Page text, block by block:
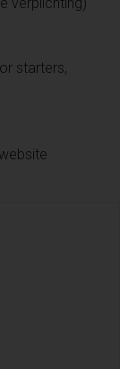
starters,